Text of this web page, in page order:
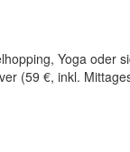
Yoga oder
(59 €, inkl.